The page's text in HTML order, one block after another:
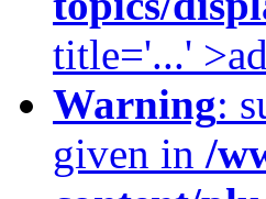
title='...'
Warning:
given in /